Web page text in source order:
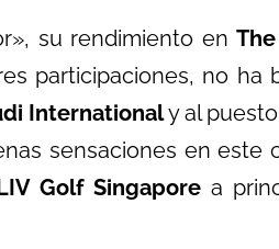
su rendimiento en
participaciones, no ha
Internationaly al
sensaciones en este
Golf Singapore a